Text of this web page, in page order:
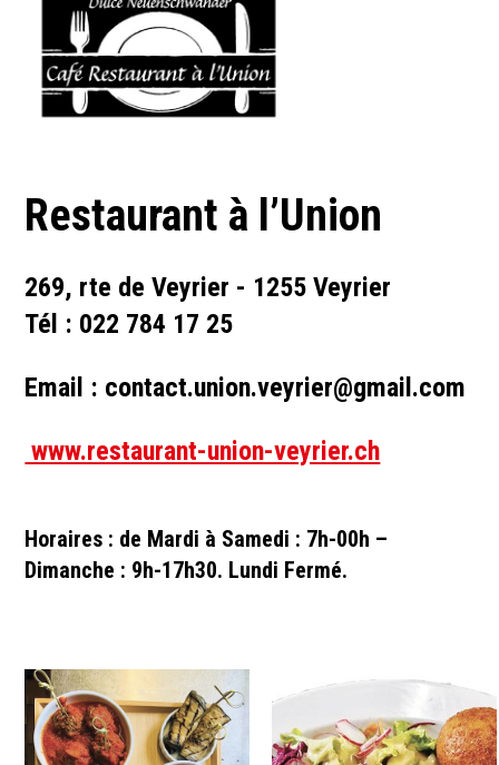
Restaurant à l’Union
269, rte de Veyrier - 1255 Veyrier
Tél : 022 784 17 25
Email : contact.union.veyrier@gmail.com
www.restaurant-union-veyrier.ch
Horaires : de Mardi à Samedi : 7h-00h –
Dimanche : 9h-17h30. Lundi Fermé.